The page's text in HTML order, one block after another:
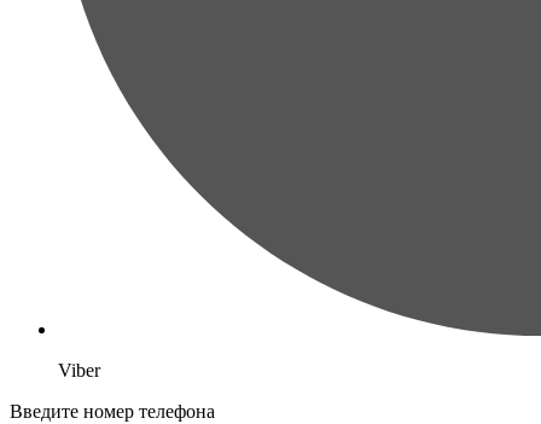
Viber
Введите номер телефона